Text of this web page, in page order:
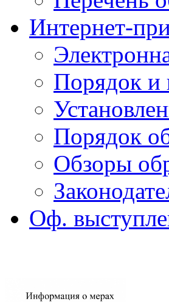
Интернет-
Порядок и
Порядок
Обзоры
Оф.